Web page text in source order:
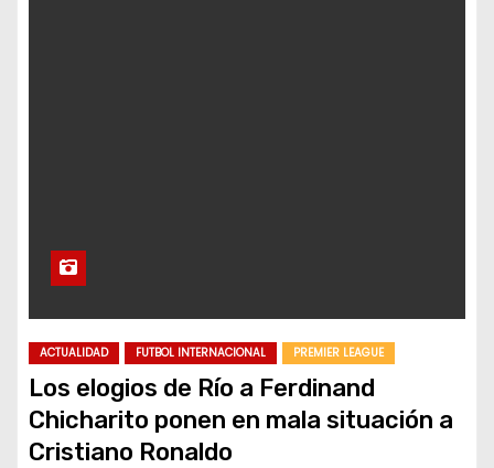
ACTUALIDAD FUTBOL INTERNACIONAL PREMIER LEAGUE
Los elogios de Río a Ferdinand
Chicharito ponen en mala situación a
Cristiano Ronaldo